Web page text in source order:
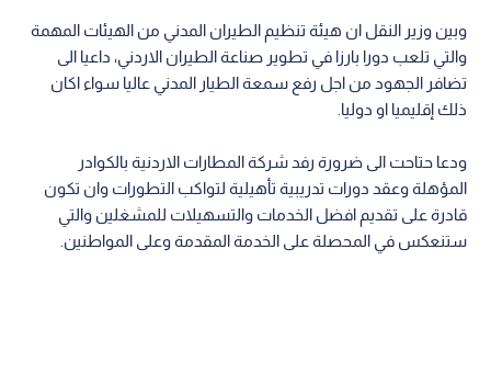
وبين وزير النقل ان هيئة تنظيم الطيران المدني من الهيئات المهمة
والتي تلعب دورا بارزا في تطوير صناعة الطيران الاردني، داعيا الى
تضافر الجهود من اجل رفع سمعة الطيار المدني عاليا سواء اكان
ذلك إقليميا او دوليا.
ودعا حتاحت الى ضرورة رفد شركة المطارات الاردنية بالكوادر
المؤهلة وعقد دورات تدريبية تأهيلية لتواكب التطورات وان تكون
قادرة على تقديم افضل الخدمات والتسهيلات للمشغلين والتي
ستنعكس في المحصلة على الخدمة المقدمة وعلى المواطنين.